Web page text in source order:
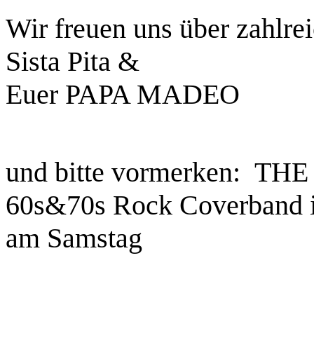
Wir freuen uns über
Sista Pita &
Euer PAPA MADEO
und bitte vormerken: THE
60s&70s Rock
am Samstag